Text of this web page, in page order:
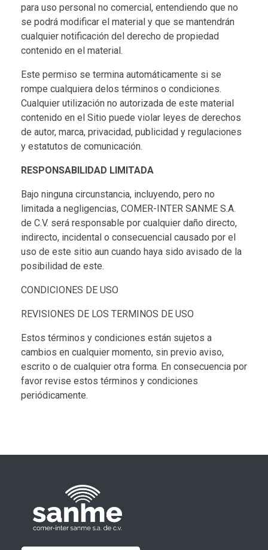
para uso personal no comercial, entendiendo que no
se podrá modificar el material y que se mantendrán
cualquier notificación del derecho de propiedad
contenido en el material.
Este permiso se termina automáticamente si se
rompe cualquiera delos términos o condiciones.
Cualquier utilización no autorizada de este material
contenido en el Sitio puede violar leyes de derechos
de autor, marca, privacidad, publicidad y regulaciones
y estatutos de comunicación.
RESPONSABILIDAD LIMITADA
Bajo ninguna circunstancia, incluyendo, pero no
limitada a negligencias, COMER-INTER SANME S.A.
de C.V. será responsable por cualquier daño directo,
indirecto, incidental o consecuencial causado por el
uso de este sitio aun cuando haya sido avisado de la
posibilidad de este.
CONDICIONES DE USO
REVISIONES DE LOS TERMINOS DE USO
Estos términos y condiciones están sujetos a
cambios en cualquier momento, sin previo aviso,
escrito o de cualquier otra forma. En consecuencia por
favor revise estos términos y condiciones
periódicamente.